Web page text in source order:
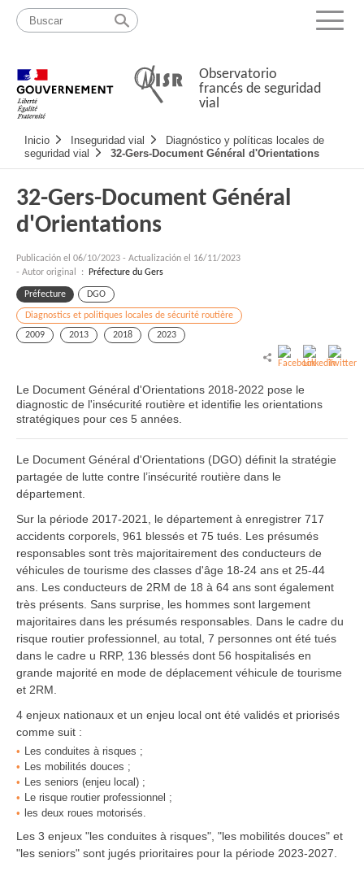
Pasar
contenido
Mapa
web
Menu
Observatorio
francés de seguridad
vial
Navigation
principale
Inicio Inseguridad vial
Diagnóstico y políticas locales de
seguridad vial
32-Gers-Document Général d'Orientations
32-Gers-Document Général
d'Orientations
Publicación el 06/10/2023 - Actualización el 16/11/2023
- Autor original :
Préfecture du Gers
Préfecture DGO
Diagnostics et politiques locales de sécurité routière
2009
2013 2018 2023
Le Document Général d'Orientations 2018-2022 pose le
diagnostic de l'insécurité routière et identifie les orientations
stratégiques pour ces 5 années.
Le Document Général d'Orientations (DGO) définit la stratégie
partagée de lutte contre l’insécurité routière dans le
département.
Sur la période 2017-2021, le département à enregistrer 717
accidents corporels, 961 blessés et 75 tués. Les présumés
responsables sont très majoritairement des conducteurs de
véhicules de tourisme des classes d'âge 18-24 ans et 25-44
ans. Les conducteurs de 2RM de 18 à 64 ans sont également
très présents. Sans surprise, les hommes sont largement
majoritaires dans les présumés responsables. Dans le cadre du
risque routier professionnel, au total, 7 personnes ont été tués
dans le cadre u RRP, 136 blessés dont 56 hospitalisés en
grande majorité en mode de déplacement véhicule de tourisme
et 2RM.
4 enjeux nationaux et un enjeu local ont été validés et priorisés
comme suit :
Les conduites à risques ;
Les mobilités douces ;
Les seniors (enjeu local) ;
Le risque routier professionnel ;
les deux roues motorisés.
Les 3 enjeux "les conduites à risques", "les mobilités douces" et
"les seniors" sont jugés prioritaires pour la période 2023-2027.